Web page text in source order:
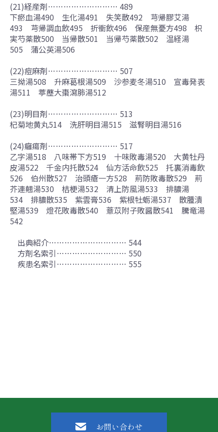
(21)経産剤……………………… 489
下瘀血湯490 生化湯491 失笑散492 芎帰膠艾湯
493 芎帰調血飲495 折衝飲496 保産無憂方498 枳
実芍薬散500 当帰散501 当帰芍薬散502 温経湯
505 蒲公英湯506
(22)痘麻剤……………………… 507
三拗湯508 升麻葛根湯509 沙参麦冬湯510 宣毒発表
湯511 葶藶大棗瀉肺湯512
(23)明目剤……………………… 513
杞菊地黄丸514 洗肝明目湯515 滋腎明目湯516
(24)癰瘍剤……………………… 517
乙字湯518 八味帯下方519 十味敗毒湯520 大黄牡丹
皮湯522 千金内托散524 仙方活命飲525 托裏消毒飲
526 伯州散527 治頭瘡一方528 荊防敗毒散529 荊
芥連翹湯530 桔梗湯532 清上防風湯533 排膿湯
534 排膿散535 紫雲膏536 紫根牡蛎湯537 散腫潰
堅湯539 燈花敗毒散540 薏苡附子敗醤散541 騰竜湯
542
出典紹介………………………… 544
方剤名索引……………………… 550
疾患名索引……………………… 555
お問い合わせ